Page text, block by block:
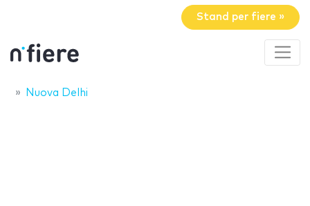
Stand per fiere »
Nuova Delhi